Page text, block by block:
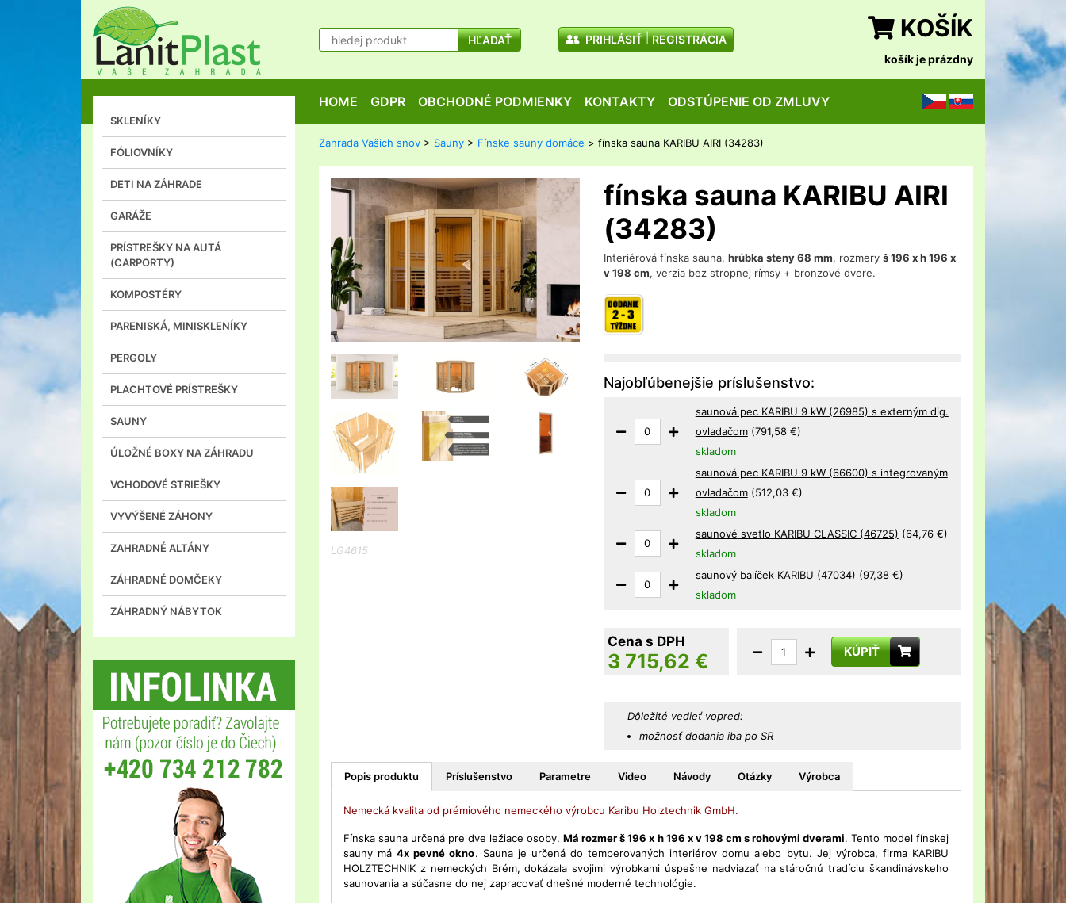
HĽADAŤ PRIHLÁSIŤ REGISTRÁCIA KOŠÍK
košík je prázdny
CZ SK
HOME GDPR OBCHODNÉ PODMIENKY KONTAKTY ODSTÚPENIE OD ZMLUVY
SKLENÍKY
FÓLIOVNÍKY
DETI NA ZÁHRADE
GARÁŽE
PRÍSTREŠKY NA AUTÁ
(CARPORTY)
KOMPOSTÉRY
PARENISKÁ, MINISKLENÍKY
PERGOLY
PLACHTOVÉ PRÍSTREŠKY
SAUNY
ÚLOŽNÉ BOXY NA ZÁHRADU
VCHODOVÉ STRIEŠKY
VYVÝŠENÉ ZÁHONY
ZAHRADNÉ ALTÁNY
ZÁHRADNÉ DOMČEKY
ZÁHRADNÝ NÁBYTOK
Zahrada Vašich snov > Sauny > Fínske sauny domáce > fínska sauna KARIBU AIRI (34283)
LG4615
fínska sauna KARIBU AIRI
(34283)
Interiérová fínska sauna, hrúbka steny 68 mm, rozmery š 196 x h 196 x
v 198 cm, verzia bez stropnej rímsy + bronzové dvere.
Najobľúbenejšie príslušenstvo:
saunová pec KARIBU 9 kW (26985) s externým dig.
ovladačom (791,58 €)
skladom
saunová pec KARIBU 9 kW (66600) s integrovaným
ovladačom (512,03 €)
skladom
saunové svetlo KARIBU CLASSIC (46725) (64,76 €)
skladom
saunový balíček KARIBU (47034) (97,38 €)
skladom
Cena s DPH
3 715,62 € KÚPIŤ
Dôležité vedieť vopred:
možnosť dodania iba po SR
Popis produktu Príslušenstvo Parametre Video Návody Otázky Výrobca
Nemecká kvalita od prémiového nemeckého výrobcu Karibu Holztechnik GmbH.
Fínska sauna určená pre dve ležiace osoby.Má rozmer š 196 x h 196 x v 198 cm s rohovými dverami. Tento model fínskej
sauny má4x pevné okno. Sauna je určená do temperovaných interiérov domu alebo bytu. Jej výrobca, firma KARIBU
HOLZTECHNIK z nemeckých Brém, dokázala svojimi výrobkami úspešne nadviazať na stáročnú tradíciu škandinávskeho
saunovania a súčasne do nej zapracovať dnešné moderné technológie.